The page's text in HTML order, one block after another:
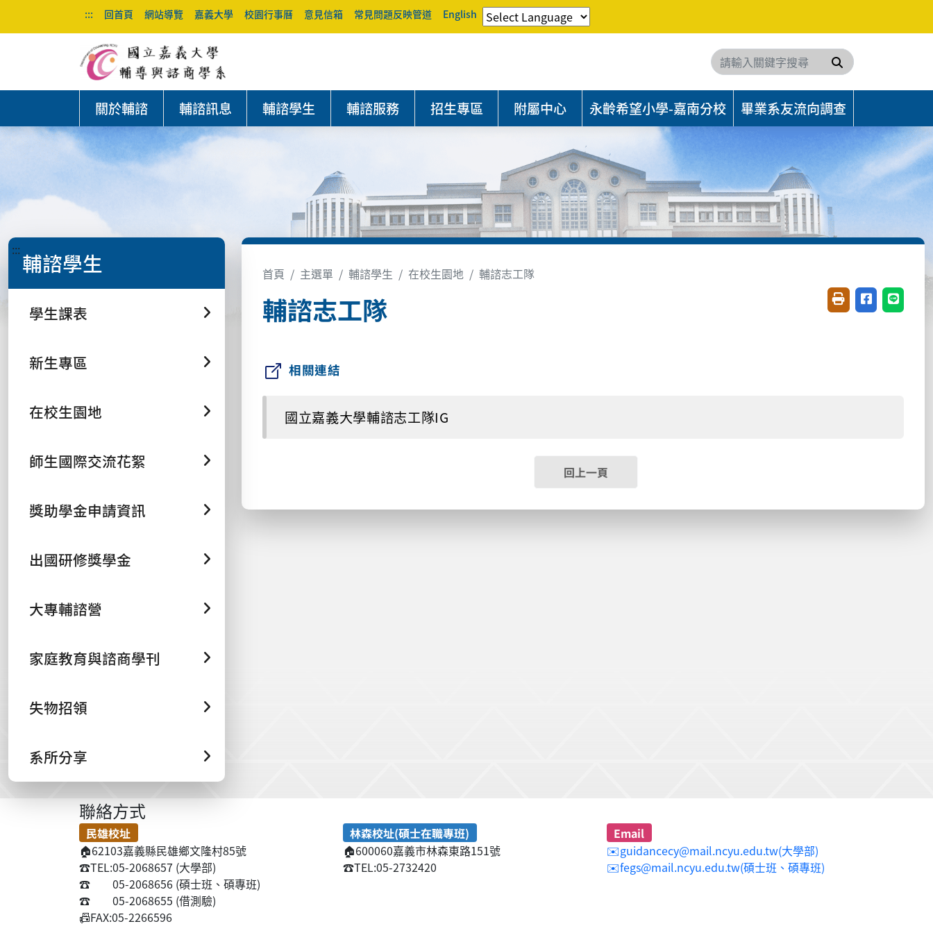
::: 回首頁 網站導覽 嘉義大學 校園行事曆 意見信箱 常見問題反映管道 English
搜尋
關於輔諮 輔諮訊息 輔諮學生 輔諮服務 招生專區 附屬中心 永齡希望小學-嘉南分校 畢業系友流向調查
::: 輔諮學生
學生課表
新生專區
在校生園地
師生國際交流花絮
獎助學金申請資訊
出國研修獎學金
大專輔諮營
家庭教育與諮商學刊
失物招領
系所分享
首頁 主選單 輔諮學生 在校生園地 輔諮志工隊
輔諮志工隊 友善列印(開新視窗)
分享至臉書(
分享至
相關連結
國立嘉義大學輔諮志工隊IG
回上一頁
聯絡方式
民雄校址
🏠62103嘉義縣民雄鄉文隆村85號
☎️TEL:05-2068657 (大學部)
☎️ 05-2068656 (碩士班、碩專班)
☎️ 05-2068655 (借測驗)
📠FAX:05-2266596
林森校址(碩士在職專班)
🏠600060嘉義市林森東路151號
☎️TEL:05-2732420
Email
✉️guidancecy@mail.ncyu.edu.tw(大學部)
✉️fegs@mail.ncyu.edu.tw(碩士班、碩專班)